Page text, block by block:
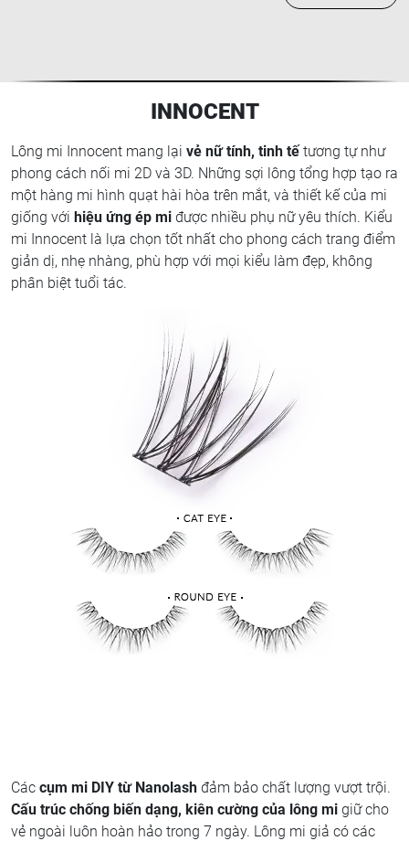
INNOCENT
Lông mi Innocent mang lại vẻ nữ tính, tinh tếtương tự như
phong cách nối mi 2D và 3D. Những sợi lông tổng hợp tạo ra
một hàng mi hình quạt hài hòa trên mắt, và thiết kế của mi
giống với hiệu ứng ép mi được nhiều phụ nữ yêu thích. Kiểu
mi Innocent là lựa chọn tốt nhất cho phong cách trang điểm
giản dị, nhẹ nhàng, phù hợp với mọi kiểu làm đẹp, không
phân biệt tuổi tác.
Các cụm mi DIY từ Nanolash đảm bảo chất lượng vượt trội.
Cấu trúc chống biến dạng, kiên cường của lông mi giữ cho
vẻ ngoài luôn hoàn hảo trong 7 ngày. Lông mi giả có các